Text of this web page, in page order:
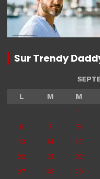
Sur Trendy
L
M M
1
6
7 8
13
14 15
20
21 22
27
28 29